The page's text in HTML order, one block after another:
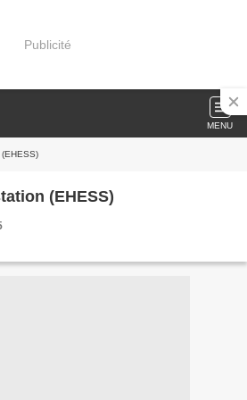
Publicité
MENU
(EHESS)